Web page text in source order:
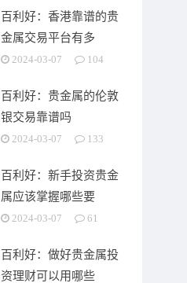
百利好：香港靠谱的贵
金属交易平台有多
2024-03-07 104
百利好：贵金属的伦敦
银交易靠谱吗
2024-03-07 133
百利好：新手投资贵金
属应该掌握哪些要
2024-03-07 61
百利好：做好贵金属投
资理财可以用哪些